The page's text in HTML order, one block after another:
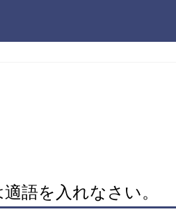
語を入れなさい。